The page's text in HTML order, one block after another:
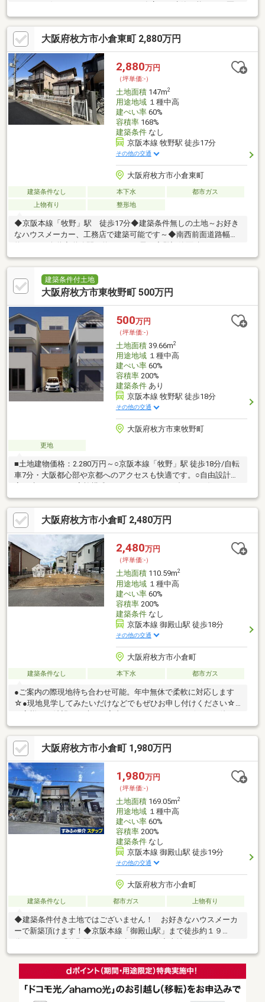
画の整った閑静な住宅地です。日当たり・通風も良好です。是非
一度現地をご覧下さいませ。ハウスメーカーのご紹介・間取りプ
ラン作成等承りますので気軽にお申し付け下さい。
大阪府枚方市小倉東町 2,880万円
2,880万円
（坪単価:-）
土地面積147m2
用途地域１種中高
建ぺい率60%
容積率168%
建築条件なし
京阪本線 牧野駅 徒歩17分
その他の交通
大阪府枚方市小倉東町
建築条件なし 本下水
都市ガス
上物有り
整形地
◆京阪本線「牧野」駅 徒歩17分◆建築条件無しの土地～お好き
なハウスメーカー、工務店で建築可能です～◆南西前面道路幅員
整形地◆道路面から高低差無し
建築条件付土地
大阪府枚方市東牧野町 500万円
500万円
（坪単価:-）
土地面積39.66m2
用途地域１種中高
建ぺい率60%
容積率200%
建築条件あり
京阪本線 牧野駅 徒歩18分
その他の交通
大阪府枚方市東牧野町
更地
■土地建物価格：2.280万円～○京阪本線「牧野」駅 徒歩18分/自転
車7分・大阪都心部や京都へのアクセスも快適です。○自由設計で
くりが可能です。〇子育て世帯に暮らしやすいエリア♪・平野小学
校：徒歩3分・清香学園幼稚園：徒歩3分〇日々のお買い物も快適
な立地！関西スーパー牧野店：徒歩5分コノミヤ牧野店：徒歩5分
スーパーサンコー牧野店：徒歩5分詳細は担当スタッフまでお問い
合わせください。
大阪府枚方市小倉町 2,480万円
2,480万円
（坪単価:-）
土地面積110.59m2
用途地域１種中高
建ぺい率60%
容積率200%
建築条件なし
京阪本線 御殿山駅 徒歩18分
その他の交通
大阪府枚方市小倉町
建築条件なし 本下水 都市ガス
●ご案内の際現地待ち合わせ可能。年中無休で柔軟に対応します
☆●現地見学してみたいだけなどでもぜひお申し付けください☆●
お客様のご希望の日時でご案内させていただきます☆●その他、
住宅ローン審査でご心配な方、お気軽にご相談ください☆(秘密厳
守)
大阪府枚方市小倉町 1,980万円
1,980万円
（坪単価:-）
土地面積169.05m2
用途地域１種中高
建ぺい率60%
容積率200%
建築条件なし
京阪本線 御殿山駅 徒歩19分
その他の交通
大阪府枚方市小倉町
建築条件なし 都市ガス 上物有り
◆建築条件付き土地ではございません！ お好きなハウスメーカ
ーで新築頂けます！◆京阪本線「御殿山駅」まで徒歩約１９
（約51.13坪）◆前面道路幅員約6.3ｍ閑静な住宅地で開放感がご
ざいます。日当たり・通風も良好です。是非一度現地をご覧下さ
いませ。ハウスメーカーのご紹介・間取りプラン作成等承ります
ので気軽にお申し付け下さい。